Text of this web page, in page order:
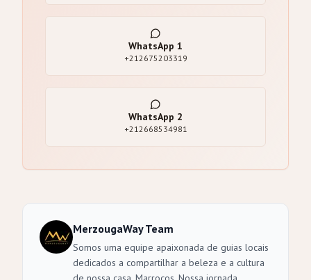
WhatsApp 1
+212675203319
WhatsApp 2
+212668534981
MerzougaWay Team
Somos uma equipe apaixonada de guias locais
dedicados a compartilhar a beleza e a cultura